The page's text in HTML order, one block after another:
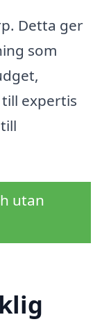
Detta ger
som
expertis
utan